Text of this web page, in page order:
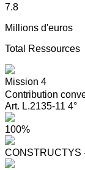
7.8
Millions d'euros
Total Ressources
Mission 4
Contribution
Art. L.2135-11 4°
100%
CONSTRUCTYS